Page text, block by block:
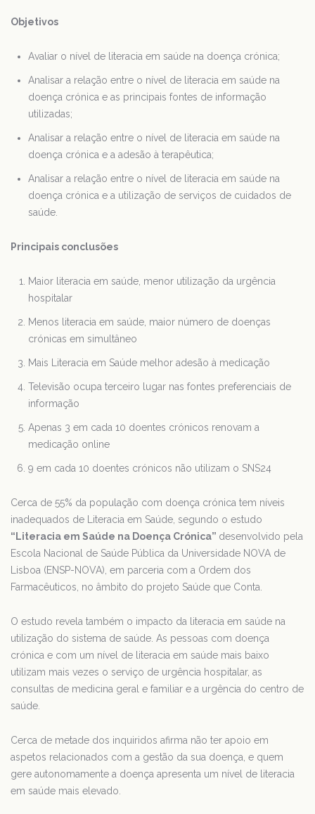
Objetivos
Avaliar o nível de literacia em saúde na doença crónica;
Analisar a relação entre o nível de literacia em saúde na
doença crónica e as principais fontes de informação
utilizadas;
Analisar a relação entre o nível de literacia em saúde na
doença crónica e a adesão à terapêutica;
Analisar a relação entre o nível de literacia em saúde na
doença crónica e a utilização de serviços de cuidados de
saúde.
Principais conclusões
Maior literacia em saúde, menor utilização da urgência
hospitalar
Menos literacia em saúde, maior número de doenças
crónicas em simultâneo
Mais Literacia em Saúde melhor adesão à medicação
Televisão ocupa terceiro lugar nas fontes preferenciais de
informação
Apenas 3 em cada 10 doentes crónicos renovam a
medicação online
9 em cada 10 doentes crónicos não utilizam o SNS24
Cerca de 55% da população com doença crónica tem níveis
inadequados de Literacia em Saúde, segundo o estudo
“Literacia em Saúde na Doença Crónica” desenvolvido pela
Escola Nacional de Saúde Pública da Universidade NOVA de
Lisboa (ENSP-NOVA), em parceria com a Ordem dos
Farmacêuticos, no âmbito do projeto Saúde que Conta.
O estudo revela também o impacto da literacia em saúde na
utilização do sistema de saúde. As pessoas com doença
crónica e com um nível de literacia em saúde mais baixo
utilizam mais vezes o serviço de urgência hospitalar, as
consultas de medicina geral e familiar e a urgência do centro de
saúde.
Cerca de metade dos inquiridos afirma não ter apoio em
aspetos relacionados com a gestão da sua doença, e quem
gere autonomamente a doença apresenta um nível de literacia
em saúde mais elevado.